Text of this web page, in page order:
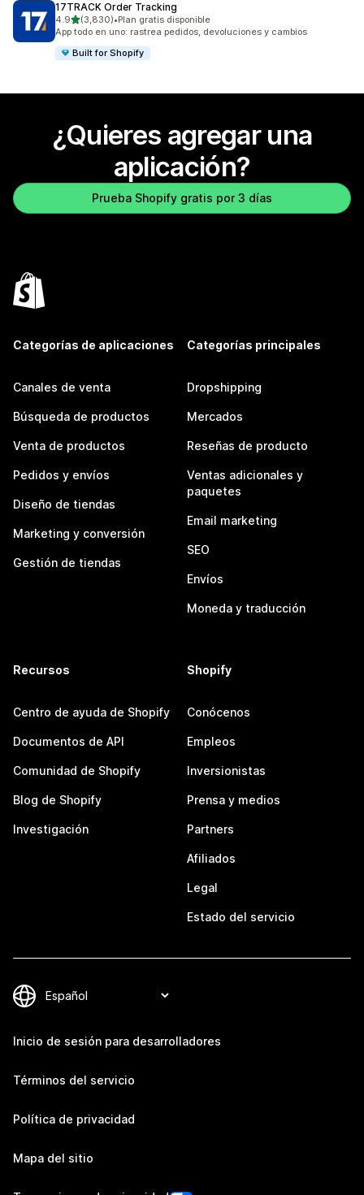
17TRACK Order Tracking
4.9de 5 estrellas
(3,830)
3830 reseñas en total
•Plan gratis disponible
App todo en uno: rastrea pedidos, devoluciones y cambios
Built for Shopify
¿Quieres agregar una
aplicación?
Prueba Shopify gratis por 3 días
Categorías de aplicaciones
Canales de venta
Búsqueda de productos
Venta de productos
Pedidos y envíos
Diseño de tiendas
Marketing y conversión
Gestión de tiendas
Categorías principales
Dropshipping
Mercados
Reseñas de producto
Ventas adicionales y
paquetes
Email marketing
SEO
Envíos
Moneda y traducción
Recursos
Centro de ayuda de Shopify
Documentos de API
Comunidad de Shopify
Blog de Shopify
Investigación
Shopify
Conócenos
Empleos
Inversionistas
Prensa y medios
Partners
Afiliados
Legal
Estado del servicio
Inicio de sesión para desarrolladores
Términos del servicio
Política de privacidad
Mapa del sitio